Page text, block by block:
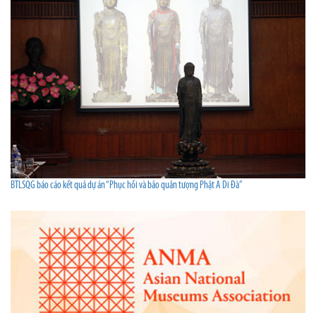
BTLSQG báo cáo kết quả dự án “Phục hồi và bảo quản tượng Phật A Di Đà”